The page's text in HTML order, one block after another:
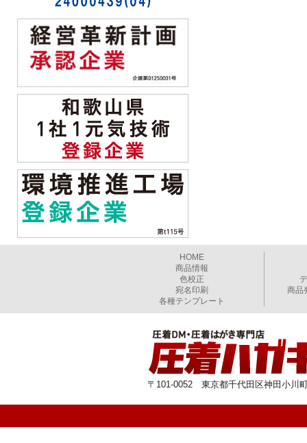
HOME
商品情報
色校正
宛名印刷
各種テンプレート
商品
〒101-0052 東京都千代田区神田小川